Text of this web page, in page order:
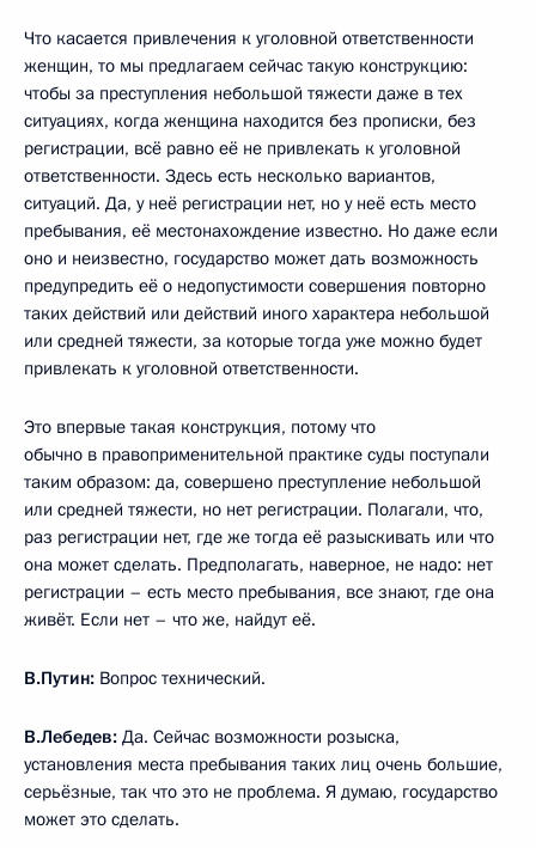
Что касается привлечения к уголовной ответственности
женщин, то мы предлагаем сейчас такую конструкцию:
чтобы за преступления небольшой тяжести даже в тех
ситуациях, когда женщина находится без прописки, без
регистрации, всё равно её не привлекать к уголовной
ответственности. Здесь есть несколько вариантов,
ситуаций. Да, у неё регистрации нет, но у неё есть место
пребывания, её местонахождение известно. Но даже если
оно и неизвестно, государство может дать возможность
предупредить её о недопустимости совершения повторно
таких действий или действий иного характера небольшой
или средней тяжести, за которые тогда уже можно будет
привлекать к уголовной ответственности.
Это впервые такая конструкция, потому что
обычно в правоприменительной практике суды поступали
таким образом: да, совершено преступление небольшой
или средней тяжести, но нет регистрации. Полагали, что,
раз регистрации нет, где же тогда её разыскивать или что
она может сделать. Предполагать, наверное, не надо: нет
регистрации – есть место пребывания, все знают, где она
живёт. Если нет – что же, найдут её.
В.Путин: Вопрос технический.
В.Лебедев: Да. Сейчас возможности розыска,
установления места пребывания таких лиц очень большие,
серьёзные, так что это не проблема. Я думаю, государство
может это сделать.